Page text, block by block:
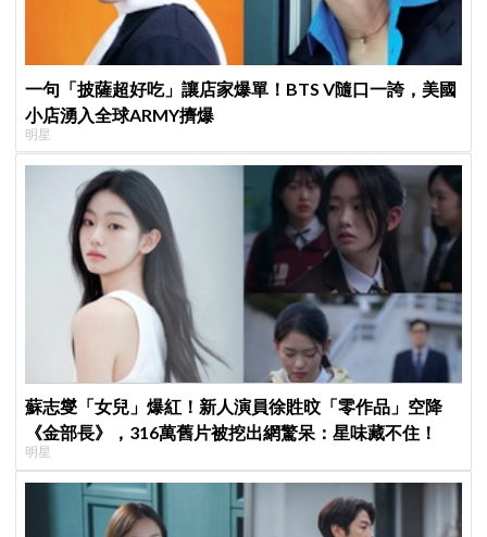
一句「披薩超好吃」讓店家爆單！BTS V隨口一誇，美國
小店湧入全球ARMY擠爆
明星
蘇志燮「女兒」爆紅！新人演員徐貹旼「零作品」空降
《金部長》，316萬舊片被挖出網驚呆：星味藏不住！
明星